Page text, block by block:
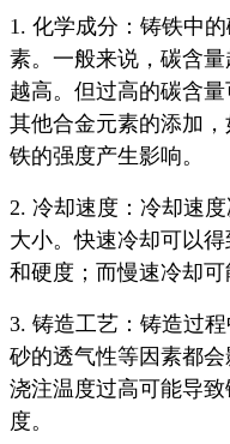
1. 化学成分：铸铁中
素。一般来说，碳含
越高。但过高的碳含
其他合金元素的添加
铁的强度产生影响。
2. 冷却速度：冷却速
大小。快速冷却可以
和硬度；而慢速冷却可
3. 铸造工艺：铸造过
砂的透气性等因素都
浇注温度过高可能导
度。